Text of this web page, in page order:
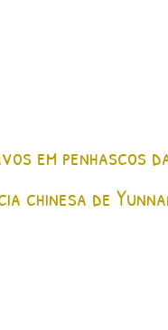
em penhascos
chinesa de